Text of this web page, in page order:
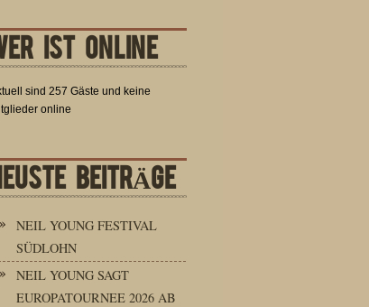
IST ONLINE
sind 257 Gäste und keine
online
BEITRÄGE
NEIL YOUNG FESTIVAL
SÜDLOHN
NEIL YOUNG SAGT
EUROPATOURNEE 2026 AB